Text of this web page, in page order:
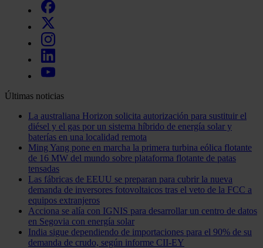
Últimas noticias
La australiana Horizon solicita autorización para sustituir el
diésel y el gas por un sistema híbrido de energía solar y
baterías en una localidad remota
Ming Yang pone en marcha la primera turbina eólica flotante
de 16 MW del mundo sobre plataforma flotante de patas
tensadas
Las fábricas de EEUU se preparan para cubrir la nueva
demanda de inversores fotovoltaicos tras el veto de la FCC a
equipos extranjeros
Acciona se alía con IGNIS para desarrollar un centro de datos
en Segovia con energía solar
India sigue dependiendo de importaciones para el 90% de su
demanda de crudo, según informe CII-EY